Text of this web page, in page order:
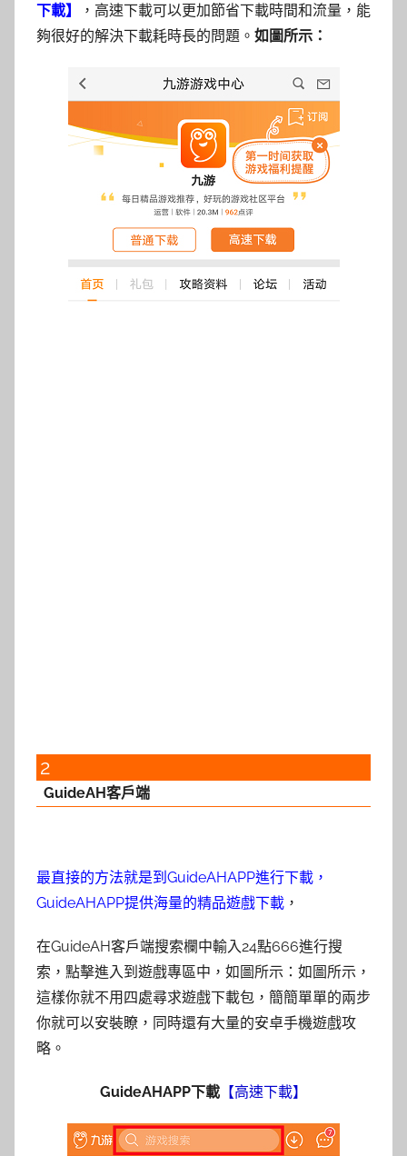
下載】
，高速下載可以更加節省下載時間和流量，能
夠很好的解決下載耗時長的問題。 如圖所示：
2
GuideAH客戶端
最直接的方法就是到GuideAHAPP進行下載，
GuideAHAPP提供海量的精品遊戲下載 ，
在GuideAH客戶端搜索欄中輸入24點666進行搜
索，點擊進入到遊戲專區中，如圖所示：如圖所示，
這樣你就不用四處尋求遊戲下載包，簡簡單單的兩步
你就可以安裝瞭，同時​還有大量的安卓手機遊戲攻
略。
GuideAHAPP下載 【高速下載】